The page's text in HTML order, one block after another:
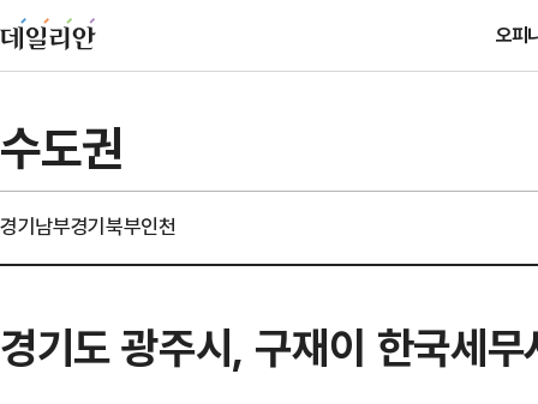
오피
수도권
경기남부경기북부인천
경기도 광주시, 구재이 한국세